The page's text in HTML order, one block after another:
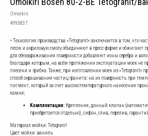
Omoikiri
4993837
• Технология производства «Tetogranit» заключается в том, что
песок и акриловую смолу объединяют в пресс-форме и обжигают
для обеззараживания поверхности добавляют ионы серебра и
благодаря которым, на всём протяжении эксплуатации моек не
плесени и грибка. Также, при изготовлении моек из «Tetogranit»
способ окрашивания частиц гранита: на их поверхность при
пигмент, который за счет высокотемпературного нанесения
камня;
Комплектация: Крепления, донный клапан
приобретается отдельно), сифон, слив, перелив,
Материал мойки: Tetogranit
Цвет мойки: ваниль